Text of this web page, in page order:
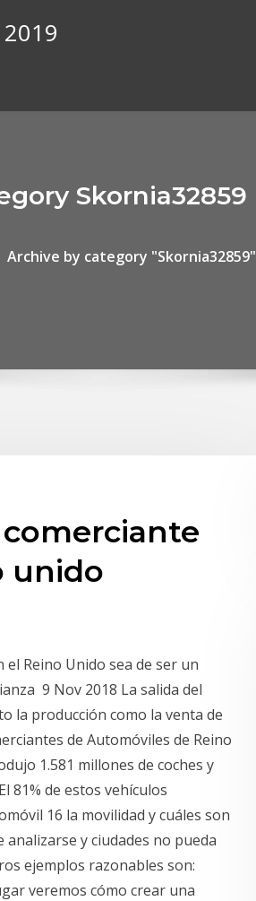
Skornia32859
Archive by category "Skornia32859"
unido
Reino Unido sea de ser un
9 Nov 2018 La salida del
la producción como la venta de
de Automóviles de Reino
1.581 millones de coches y
81% de estos vehículos
16 la movilidad y cuáles son
y ciudades no pueda
ejemplos razonables son:
veremos cómo crear una